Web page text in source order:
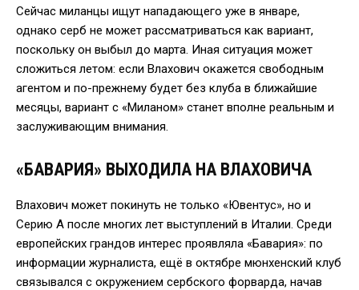
Сейчас миланцы ищут нападающего уже в январе,
однако серб не может рассматриваться как вариант,
поскольку он выбыл до марта. Иная ситуация может
сложиться летом: если Влахович окажется свободным
агентом и по-прежнему будет без клуба в ближайшие
месяцы, вариант с «Миланом» станет вполне реальным и
заслуживающим внимания.
«БАВАРИЯ» ВЫХОДИЛА НА ВЛАХОВИЧА
Влахович может покинуть не только «Ювентус», но и
Серию A после многих лет выступлений в Италии. Среди
европейских грандов интерес проявляла «Бавария»: по
информации журналиста, ещё в октябре мюнхенский клуб
связывался с окружением сербского форварда, начав